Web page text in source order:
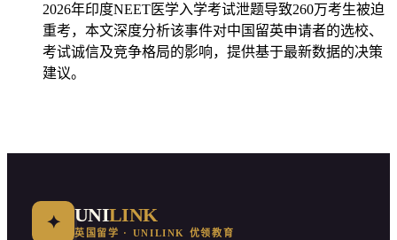
2026年印度NEET医学入学考试泄题导致260万考生被迫
重考，本文深度分析该事件对中国留英申请者的选校、
考试诚信及竞争格局的影响，提供基于最新数据的决策
建议。
✦ UNILINK
英国留学 · UNILINK 优领教育